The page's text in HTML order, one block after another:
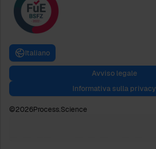
Italiano
Avviso legale
Informativa sulla privacy
©2026Process.Science